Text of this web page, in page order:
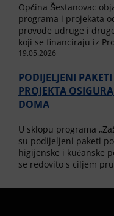
Općina Šestanovac
programa i projekata
provode udruge i
koji se financiraju iz
19.05.2026
PODIJELJENI
PROJEKTA
DOMA
U sklopu programa
su podijeljeni paketi
higijenske i kućanske
se redovito s ciljem